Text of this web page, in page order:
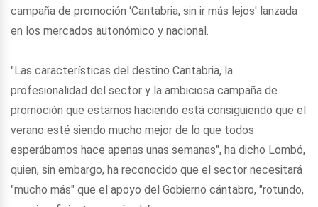
campaña de promoción ‘Cantabria, sin ir más lejos' lanzada
en los mercados autonómico y nacional.
"Las características del destino Cantabria, la
profesionalidad del sector y la ambiciosa campaña de
promoción que estamos haciendo está consiguiendo que el
verano esté siendo mucho mejor de lo que todos
esperábamos hace apenas unas semanas", ha dicho Lombó,
quien, sin embargo, ha reconocido que el sector necesitará
"mucho más" que el apoyo del Gobierno cántabro, "rotundo,